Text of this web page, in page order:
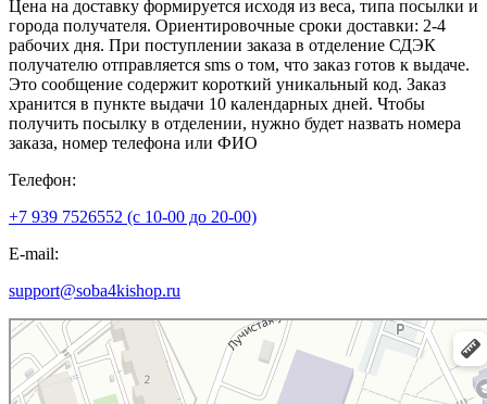
Цена на доставку формируется исходя из веса, типа посылки и
города получателя. Ориентировочные сроки доставки: 2-4
рабочих дня. При поступлении заказа в отделение СДЭК
получателю отправляется sms о том, что заказ готов к выдаче.
Это сообщение содержит короткий уникальный код. Заказ
хранится в пункте выдачи 10 календарных дней. Чтобы
получить посылку в отделении, нужно будет назвать номера
заказа, номер телефона или ФИО
Телефон:
+7 939 7526552 (с 10-00 до 20-00)
E-mail:
support@soba4kishop.ru